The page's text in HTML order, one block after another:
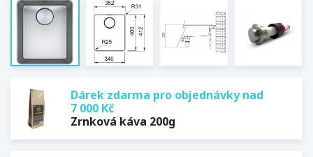
Dárek zdarma pro objednávky nad
7 000 Kč
Zrnková káva 200g